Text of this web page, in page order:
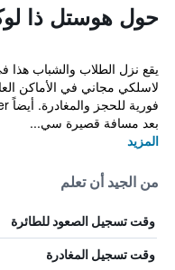
حول هوستل ذا
لاسلكي مجاني في الأماكن
بعد مسافة قصيرة سي...
المزيد
من الجيد أن تعلم
وقت تسجيل الصعود للطائرة
وقت تسجيل المغادرة